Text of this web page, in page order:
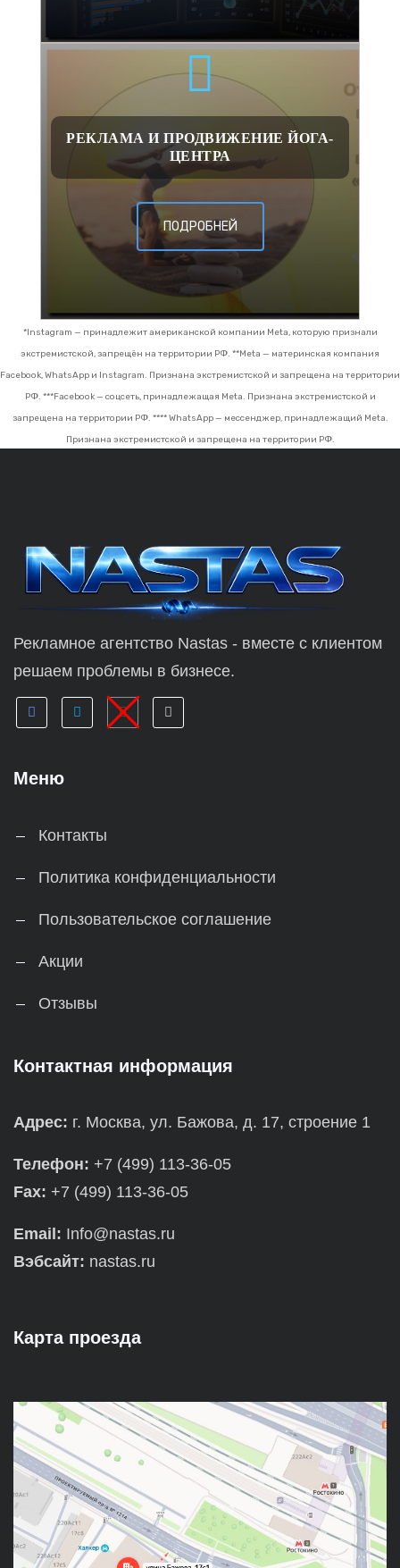
РЕКЛАМА И ПРОДВИЖЕНИЕ ЙОГА-
ЦЕНТРА
ПОДРОБНЕЙ
*Instagram — принадлежит американской компании Meta, которую признали
экстремистской, запрещён на территории РФ. **Meta — материнская компания
Facebook, WhatsApp и Instagram. Признана экстремистской и запрещена на территории
РФ. ***Facebook — соцсеть, принадлежащая Meta. Признана экстремистской и
запрещена на территории РФ. **** WhatsApp — мессенджер, принадлежащий Meta.
Признана экстремистской и запрещена на территории РФ.
Рекламное агентство Nastas - вместе с клиентом
решаем проблемы в бизнесе.
Меню
Контакты
Политика конфиденциальности
Пользовательское соглашение
Акции
Отзывы
Контактная информация
Адрес: г. Москва, ул. Бажова, д. 17, строение 1
Телефон: +7 (499) 113-36-05
Fax: +7 (499) 113-36-05
Email: Info@nastas.ru
Вэбсайт: nastas.ru
Карта проезда